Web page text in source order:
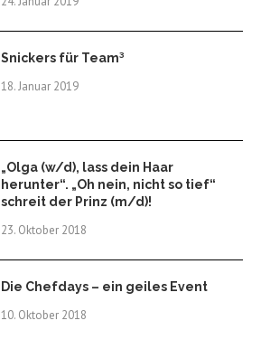
Snickers für Team³
18. Januar 2019
„Olga (w/d), lass dein Haar
herunter“. „Oh nein, nicht so tief“
schreit der Prinz (m/d)!
23. Oktober 2018
Die Chefdays – ein geiles Event
10. Oktober 2018